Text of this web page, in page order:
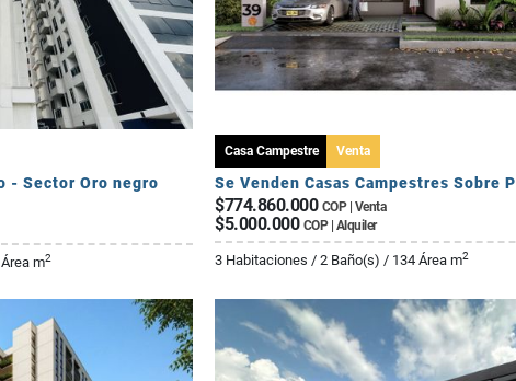
- Sector Oro negro
m2
Casa Campestre Venta
$774.860.000 COP | Venta
$5.000.000 COP | Alquiler
3 Habitaciones / 2 Baño(s) / 134 Área m2